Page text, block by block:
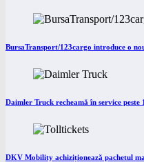
BursaTransport/123cargo introduce o
Daimler Truck recheamă în service peste
DKV Mobility achiziționează pachetul